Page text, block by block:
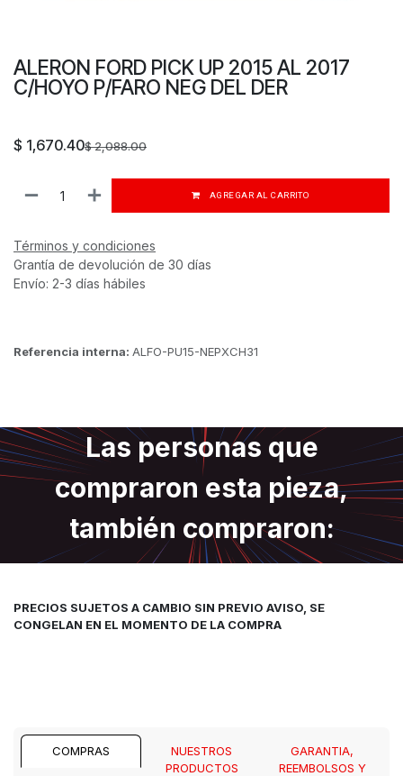
ALERON FORD PICK UP 2015 AL 2017
C/HOYO P/FARO NEG DEL DER
$ 1,670.40$2,088.00
AGREGAR AL CARRITO
Términos y condiciones
Grantía de devolución de 30 días
Envío: 2-3 días hábiles
Referencia interna: ALFO-PU15-NEPXCH31
Las personas que
compraron esta pieza,
también compraron:
PRECIOS SUJETOS A CAMBIO SIN PREVIO AVISO, SE
CONGELAN EN EL MOMENTO DE LA COMPRA
COMPRAS
NUESTROS
PRODUCTOS
GARANTIA,
REEMBOLSOS Y